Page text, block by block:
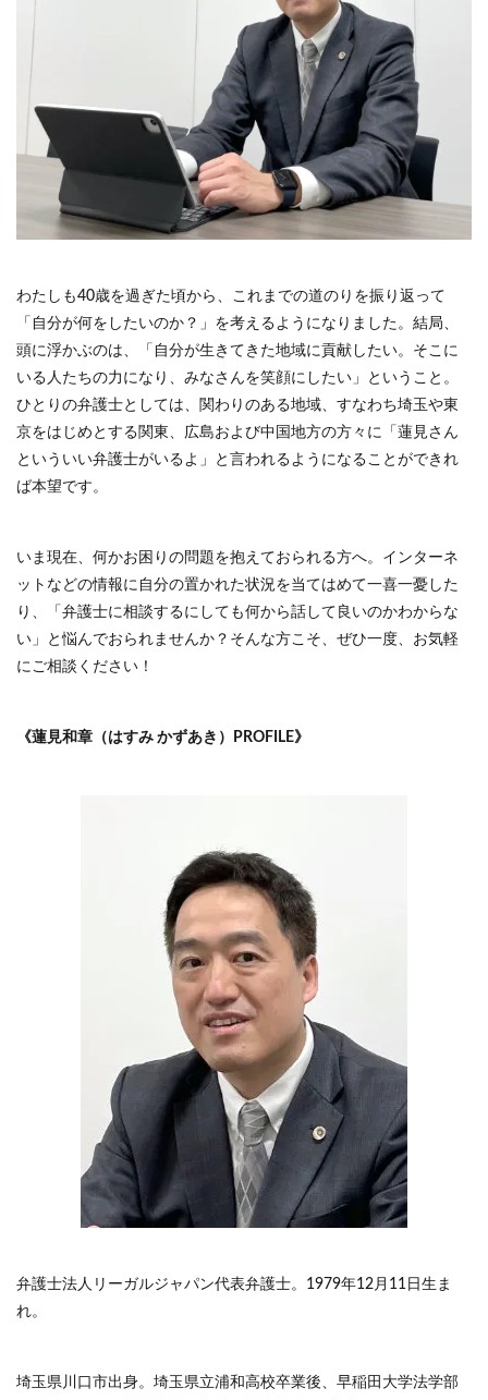
わたしも40歳を過ぎた頃から、これまでの道のりを振り返って
「自分が何をしたいのか？」を考えるようになりました。結局、
頭に浮かぶのは、「自分が生きてきた地域に貢献したい。そこに
いる人たちの力になり、みなさんを笑顔にしたい」ということ。
ひとりの弁護士としては、関わりのある地域、すなわち埼玉や東
京をはじめとする関東、広島および中国地方の方々に「蓮見さん
といういい弁護士がいるよ」と言われるようになることができれ
ば本望です。
いま現在、何かお困りの問題を抱えておられる方へ。インターネ
ットなどの情報に自分の置かれた状況を当てはめて一喜一憂した
り、「弁護士に相談するにしても何から話して良いのかわからな
い」と悩んでおられませんか？そんな方こそ、ぜひ一度、お気軽
にご相談ください！
《蓮見和章（はすみ かずあき）PROFILE》
弁護士法人リーガルジャパン代表弁護士。1979年12月11日生ま
れ。
埼玉県川口市出身。埼玉県立浦和高校卒業後、早稲田大学法学部